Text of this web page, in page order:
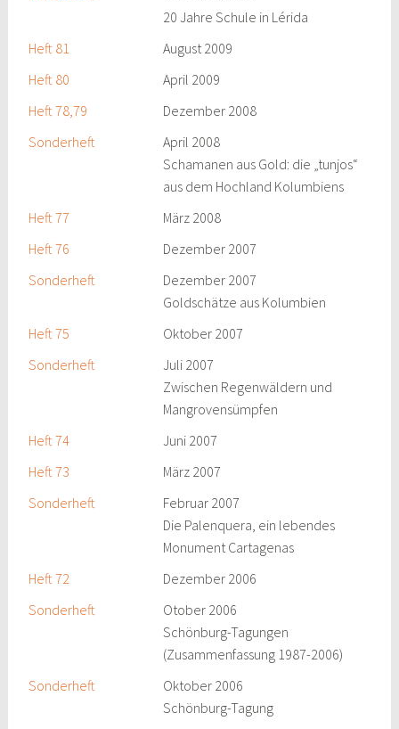
20 Jahre Schule in Lérida
Heft 81
August 2009
Heft 80
April 2009
Heft 78,79
Dezember 2008
Sonderheft
April 2008
Schamanen aus Gold: die „tunjos“
aus dem Hochland Kolumbiens
Heft 77
März 2008
Heft 76
Dezember 2007
Sonderheft
Dezember 2007
Goldschätze aus Kolumbien
Heft 75
Oktober 2007
Sonderheft
Juli 2007
Zwischen Regenwäldern und
Mangrovensümpfen
Heft 74
Juni 2007
Heft 73
März 2007
Sonderheft
Februar 2007
Die Palenquera, ein lebendes
Monument Cartagenas
Heft 72
Dezember 2006
Sonderheft
Otober 2006
Schönburg-Tagungen
(Zusammenfassung 1987-2006)
Sonderheft
Oktober 2006
Schönburg-Tagung